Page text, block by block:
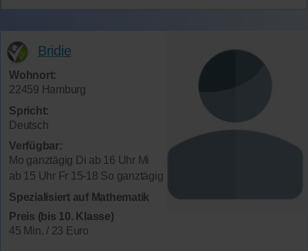
Bridie
Wohnort:
22459 Hamburg
Spricht:
Deutsch
Verfügbar:
Mo ganztägig Di ab 16 Uhr Mi
ab 15 Uhr Fr 15-18 So ganztägig
Spezialisiert auf Mathematik
Preis (bis 10. Klasse)
45 Min. / 23 Euro